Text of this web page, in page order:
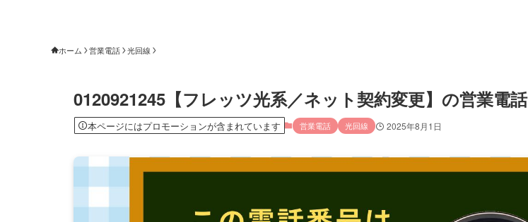
ホーム 営業電話 光回線
0120921245【フレッツ光系／ネット契約変更】の営業電話
本ページにはプロモーションが含まれています 営業電話 光回線 2025年8月1日